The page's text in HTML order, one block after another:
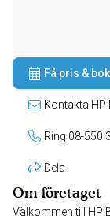
Få pris &
Kontakta HP
Ring 08-550
Dela
Om företaget
Välkommen till HP